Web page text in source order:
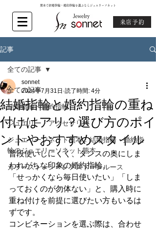
熊本で結婚指輪・婚約指輪を選ぶならジュエリーソネット
来店予約
記事
全ての記事
結婚指輪・婚約指輪
ジュエリー・アクセサリー
ジュエリーソネット熊本：結婚指輪・婚約指
輪のジュエリーソネット熊本
カラーストーン・レアストーンルース
全ての記事
結婚指輪と婚約指輪の重ね
付けはアリ？選び方のポイ
ントやおすすめスタイル
sonnet
2024年7月31日 読了時間: 4分
普段使いしにくく、タンスの奥にしま
われがちな印象の婚約指輪。
「せっかくなら毎日使いたい」「しま
っておくのが勿体ない」と、購入時に
重ね付けを前提に選びたい方もいるは
ずです。
コンビネーションを選ぶ際は、合わせ